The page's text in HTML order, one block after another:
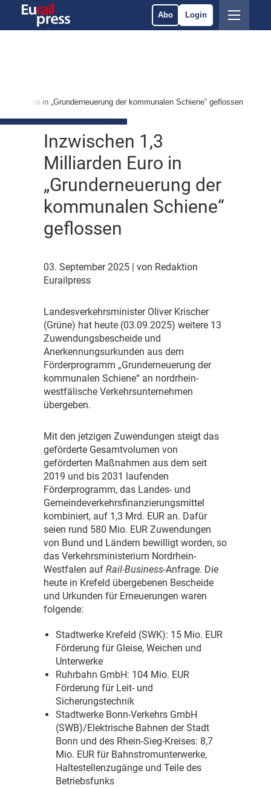
Abo Login
Euro in „Grunderneuerung der kommunalen Schiene“ geflossen
Inzwischen 1,3
Milliarden Euro in
„Grunderneuerung der
kommunalen Schiene“
geflossen
03. September 2025
| von Redaktion
Eurailpress
Landesverkehrsminister Oliver Krischer
(Grüne) hat heute (03.09.2025) weitere 13
Zuwendungsbescheide und
Anerkennungsurkunden aus dem
Förderprogramm „Grunderneuerung der
kommunalen Schiene“ an nordrhein-
westfälische Verkehrsunternehmen
übergeben.
Mit den jetzigen Zuwendungen steigt das
geförderte Gesamtvolumen von
geförderten Maßnahmen aus dem seit
2019 und bis 2031 laufenden
Förderprogramm, das Landes- und
Gemeindeverkehrsfinanzierungsmittel
kombiniert, auf 1,3 Mrd. EUR an. Dafür
seien rund 580 Mio. EUR Zuwendungen
von Bund und Ländern bewilligt worden, so
das Verkehrsministerium Nordrhein-
Westfalen auf Rail-Business-Anfrage. Die
heute in Krefeld übergebenen Bescheide
und Urkunden für Erneuerungen waren
folgende:
Stadtwerke Krefeld (SWK): 15 Mio. EUR
Förderung für Gleise, Weichen und
Unterwerke
Ruhrbahn GmbH: 104 Mio. EUR
Förderung für Leit- und
Sicherungstechnik
Stadtwerke Bonn-Verkehrs GmbH
(SWB)/Elektrische Bahnen der Stadt
Bonn und des Rhein-Sieg-Kreises: 8,7
Mio. EUR für Bahnstromunterwerke,
Haltestellenzugänge und Teile des
Betriebsfunks